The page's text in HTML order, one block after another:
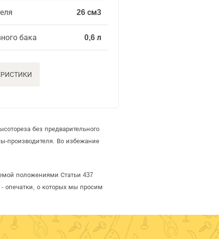
26 см3
бака 0,6 л
без предварительного
производителя. Во избежание
положениями Статьи 437
опечатки, о которых мы просим